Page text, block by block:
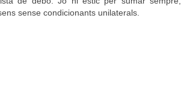
sense condicionants unilaterals.